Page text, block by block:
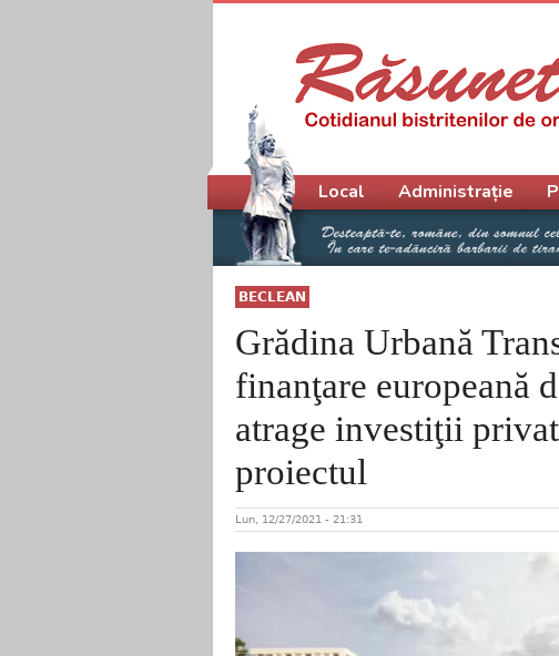
BECLEAN
Grădina Urbană
finanţare europeană
atrage investiţii
proiectul
Lun, 12/27/2021 - 21:31
Meniu principal
Local Administrație